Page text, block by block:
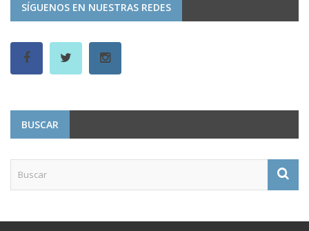
SÍGUENOS EN NUESTRAS REDES
BUSCAR